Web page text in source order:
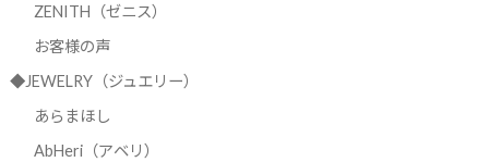
ZENITH（ゼニス）
お客様の声
◆JEWELRY（ジュエリー）
あらまほし
AbHeri（アベリ）